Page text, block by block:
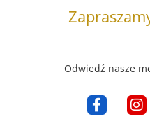
Odwiedź nasze
F
a
I
n